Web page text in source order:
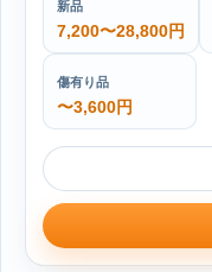
新品
7,200〜28,800円
傷有り品
〜3,600円